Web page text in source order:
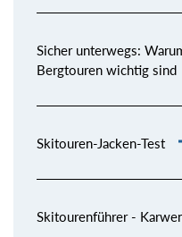
Sicher unterwegs:
Bergtouren wichtig sind
Skitouren-Jacken-Test
Skitourenführer -